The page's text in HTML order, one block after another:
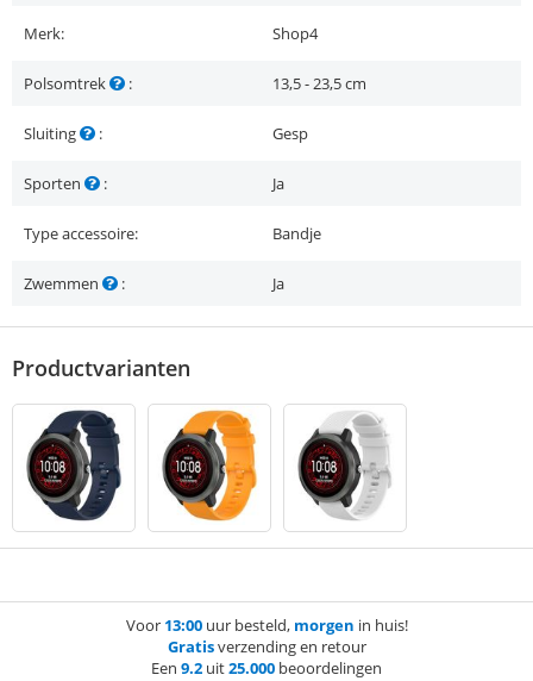
Merk: Shop4
Polsomtrek : 13,5 - 23,5 cm
Sluiting : Gesp
Sporten : Ja
Type accessoire: Bandje
Zwemmen : Ja
Productvarianten
Voor 13:00uur besteld, morgen in huis!
Gratisverzending en retour
Een 9.2 uit25.000 beoordelingen